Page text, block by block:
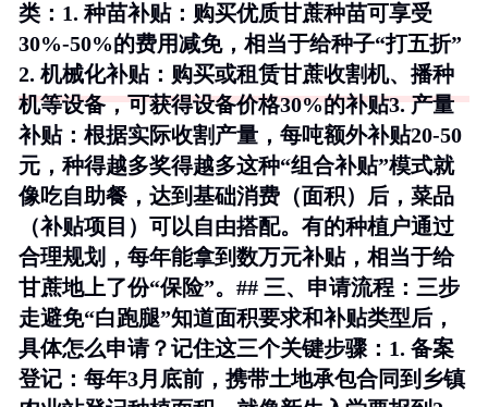
类：1. 种苗补贴：购买优质甘蔗种苗可享受
30%-50%的费用减免，相当于给种子“打五折”
2. 机械化补贴：购买或租赁甘蔗收割机、播种
机等设备，可获得设备价格30%的补贴3.产量
补贴：根据实际收割产量，每吨额外补贴20-50
元，种得越多奖得越多这种“组合补贴”模式就
像吃自助餐，达到基础消费（面积）后，菜品
（补贴项目）可以自由搭配。有的种植户通过
合理规划，每年能拿到数万元补贴，相当于给
甘蔗地上了份“保险”。## 三、申请流程：三步
走避免“白跑腿”知道面积要求和补贴类型后，
具体怎么申请？记住这三个关键步骤：1. 备案
登记 ：每年3月底前，携带土地承包合同到乡镇